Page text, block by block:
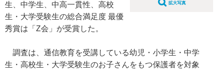
拡大写真
生、中学生、中高一貫性、高校
生・大学受験生の総合満足度 最優
秀賞は「Z会」が受賞した。
調査は、通信教育を受講している幼児・小学生・中学
生・高校生・大学受験生のお子さんをもつ保護者を対象